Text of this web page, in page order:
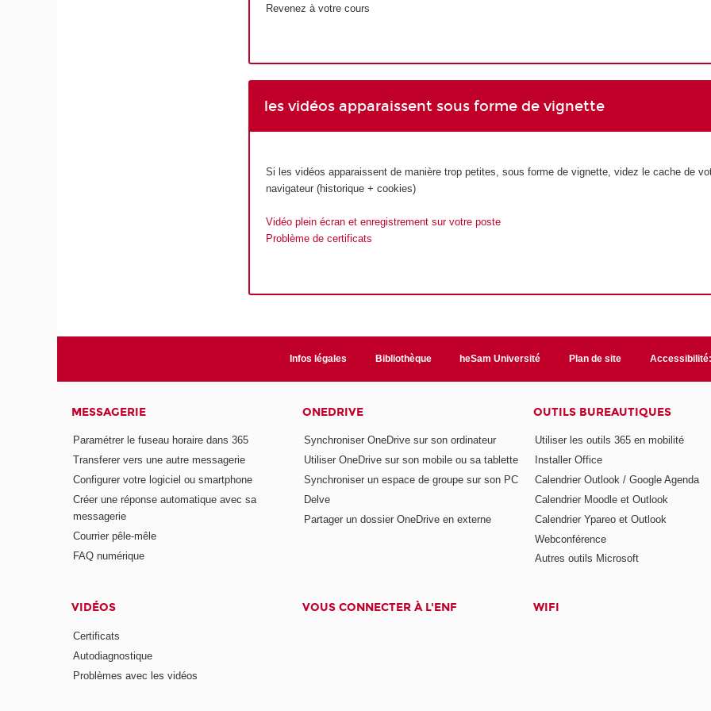
Revenez à votre cours
les vidéos apparaissent sous forme de vignette
Si les vidéos apparaissent de manière trop petites, sous forme de vignette, videz le cache de
navigateur (historique + cookies)
Vidéo plein écran et enregistrement sur votre poste
Problème de certificats
Infos légales Bibliothèque heSam Université Plan de site
MESSAGERIE
Paramétrer le fuseau horaire dans 365
Transferer vers une autre messagerie
Configurer votre logiciel ou smartphone
Créer une réponse automatique avec sa
messagerie
Courrier pêle-mêle
FAQ numérique
ONEDRIVE
Synchroniser OneDrive sur son ordinateur
Utiliser OneDrive sur son mobile ou sa tablette
Synchroniser un espace de groupe sur son PC
Delve
Partager un dossier OneDrive en externe
OUTILS BUREAUTIQUES
Utiliser les outils 365 en mobilité
Installer Office
Calendrier Outlook / Google Agenda
Calendrier Moodle et Outlook
Calendrier Ypareo et Outlook
Webconférence
Autres outils Microsoft
VIDÉOS
Certificats
Autodiagnostique
Problèmes avec les vidéos
VOUS CONNECTER À L'ENF WIFI